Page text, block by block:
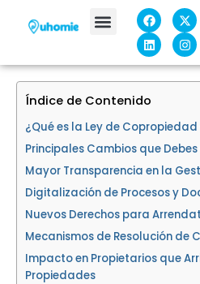
F
a
c
e
b
o
o
k
X
-
t
w
i
t
t
L
i
n
k
e
d
i
n
I
n
s
t
a
g
r
Índice de Contenido
¿Qué es la Ley de
Principales Cambios que
Mayor Transparencia en la
Digitalización de Procesos y
Nuevos Derechos para
Mecanismos de Resolución de
Impacto en Propietarios que
Propiedades